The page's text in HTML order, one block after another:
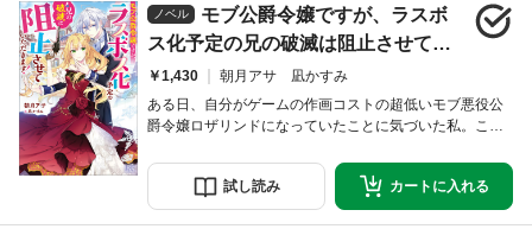
たシオリ（＆相棒のスライム）の冒険ラブファンタジー
ノベル
モブ公爵令嬢ですが、ラスボ
ス化予定の兄の破滅は阻止させてい
ただきます！【特典SS付】
￥1,430
朝月アサ 凪かすみ
ある日、自分がゲームの作画コストの超低いモブ悪役公
爵令嬢ロザリンドになっていたことに気づいた私。この
のクリストファーに雑に殺される未来！ こうなったら
お兄様のラスボスルートを回避して、私自身もレベルア
ップしつつ婚約解消しなきゃ！ お兄様も婚約破棄を喜
試し読み カートに入れる